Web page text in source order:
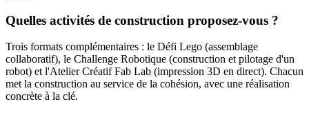
Quelles activités de construction proposez-vous ?
Trois formats complémentaires : le Défi Lego (assemblage
collaboratif), le Challenge Robotique (construction et pilotage d'un
robot) et l'Atelier Créatif Fab Lab (impression 3D en direct). Chacun
met la construction au service de la cohésion, avec une réalisation
concrète à la clé.